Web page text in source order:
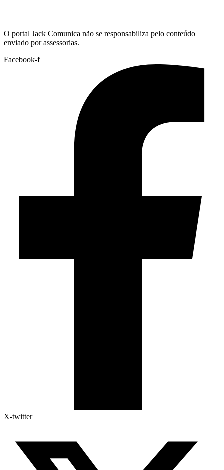
O portal Jack Comunica não se responsabiliza pelo conteúdo
enviado por assessorias.
Facebook-f
X-twitter